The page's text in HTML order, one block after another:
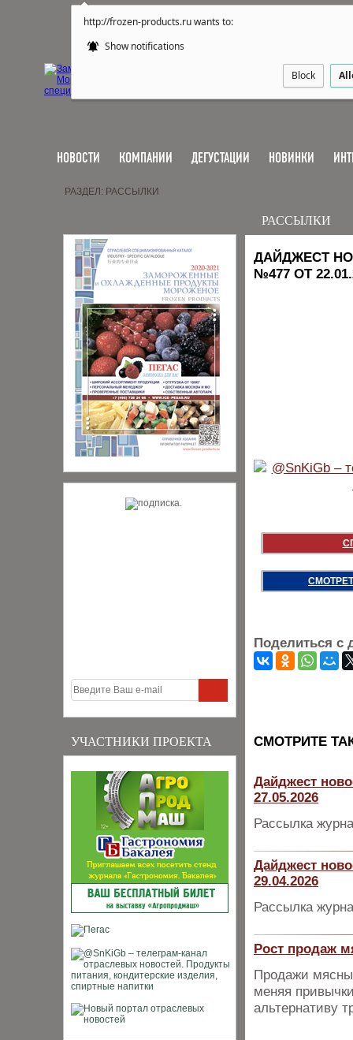
http://frozen-products.ru wants to:
Show notifications
Block
НОВОСТИ КОМПАНИИ ДЕГУСТАЦИИ НОВИНКИ
УЧАСТНИКИ ПРОЕКТА
РАЗДЕЛ: РАССЫЛКИ
РАССЫЛКИ
ДАЙДЖЕСТ
№477 ОТ
Поделиться с
CМОТРИТЕ
Дайджест
27.05.2026
Рассылка
Дайджест
29.04.2026
Рассылка
Рост продаж
Продажи
меняя
альтернативу